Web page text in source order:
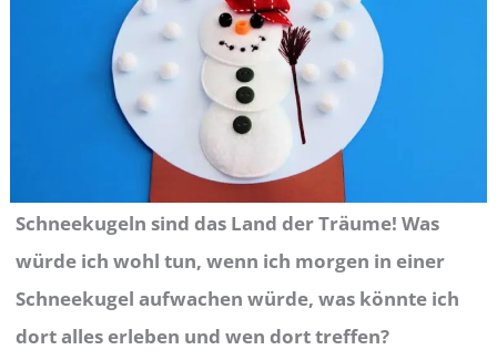
Schneekugeln sind das Land der Träume! Was
würde ich wohl tun, wenn ich morgen in einer
Schneekugel aufwachen würde, was könnte ich
dort alles erleben und wen dort treffen?